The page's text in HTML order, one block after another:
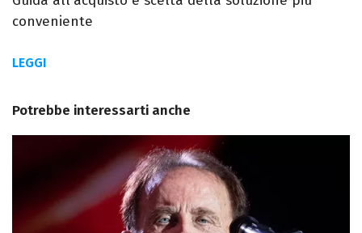
conveniente
LEGGI
Potrebbe interessarti anche